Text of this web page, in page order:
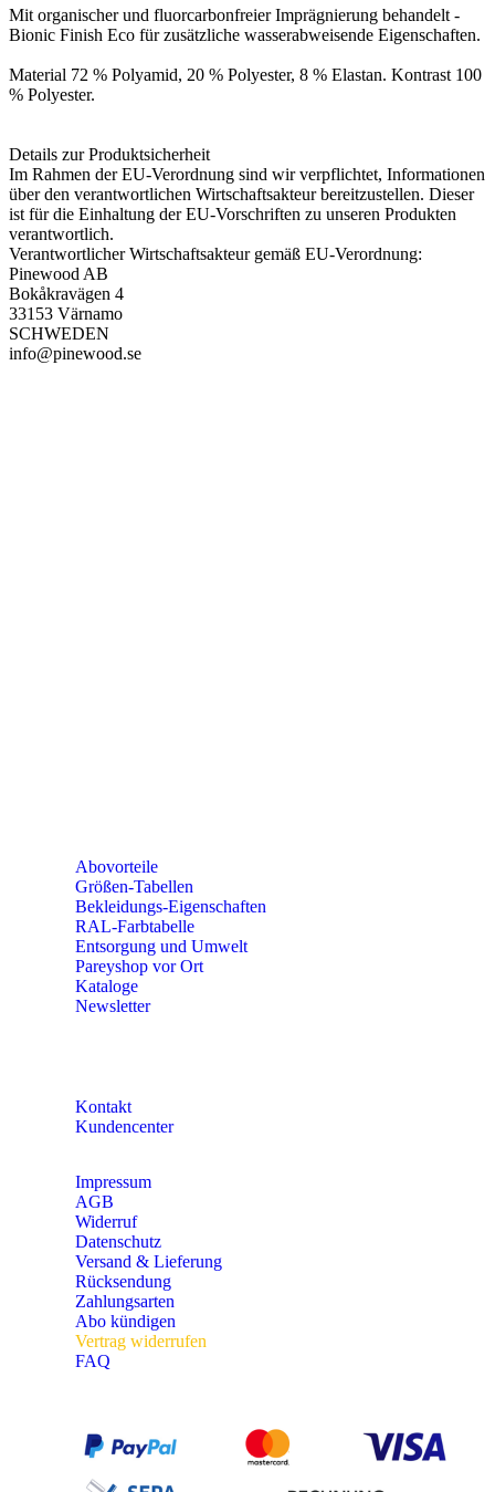
Mit organischer und fluorcarbonfreier Imprägnierung behandelt -
Bionic Finish Eco für zusätzliche wasserabweisende Eigenschaften.
Material 72 % Polyamid, 20 % Polyester, 8 % Elastan. Kontrast 100
% Polyester.
Details zur Produktsicherheit
Im Rahmen der EU-Verordnung sind wir verpflichtet, Informationen
über den verantwortlichen Wirtschaftsakteur bereitzustellen. Dieser
ist für die Einhaltung der EU-Vorschriften zu unseren Produkten
verantwortlich.
Verantwortlicher Wirtschaftsakteur gemäß EU-Verordnung:
Pinewood AB
Bokåkravägen 4
33153 Värnamo
SCHWEDEN
info@pinewood.se
Abovorteile
Größen-Tabellen
Bekleidungs-Eigenschaften
RAL-Farbtabelle
Entsorgung und Umwelt
Pareyshop vor Ort
Kataloge
Newsletter
Kontakt
Kundencenter
Impressum
AGB
Widerruf
Datenschutz
Versand & Lieferung
Rücksendung
Zahlungsarten
Abo kündigen
Vertrag widerrufen
FAQ